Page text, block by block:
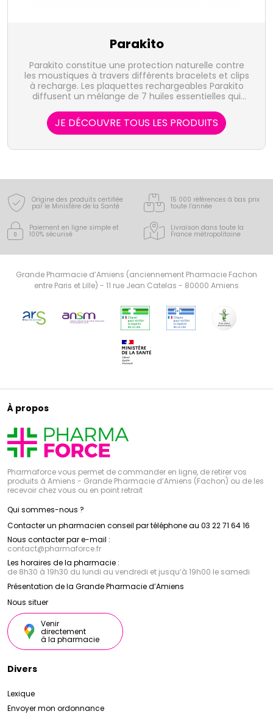
Parakito
Parakito constitue une protection naturelle contre
les moustiques à travers différents bracelets et clips
à recharge. Les plaquettes rechargeables Parakito
diffusent un mélange de 7 huiles essentielles qui
moustiques.
JE DÉCOUVRE TOUS LES PRODUITS
Origine des produits certifiée
par le Ministère de la Santé
15 000 références à bas prix
toute l’année
Paiement en ligne simple et
100% sécurisé
Livraison dans toute la
France métropolitaine
Grande Pharmacie d’Amiens (anciennement Pharmacie Fachon
entre Paris et Lille) - 11 rue Jean Catelas - 80000 Amiens
À propos
Pharmaforce vous permet de commander en ligne, de retirer vos
produits à Amiens - Grande Pharmacie d’Amiens (Fachon) ou de les
recevoir chez vous ou en point retrait
Qui sommes-nous ?
Contacter un pharmacien conseil par téléphone au 03 22 71 64 16
Nous contacter par e-mail :
contact@pharmaforce.fr
Les horaires de la pharmacie :
de 8h30 à 19h30 du lundi au vendredi et jusqu’à 19h00 le samedi
Présentation de la Grande Pharmacie d’Amiens
Nous situer
Venir
directement
à la pharmacie
Divers
Lexique
Envoyer mon ordonnance